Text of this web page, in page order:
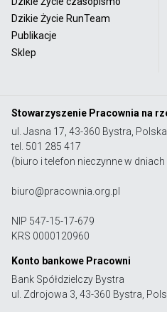
Dzikie Życie RunTeam
Publikacje
Sklep
Stowarzyszenie Pracownia na
ul. Jasna 17, 43-360 Bystra, Polska
tel. 501 285 417
(biuro i telefon nieczynne w
biuro@pracownia.org.pl
NIP 547-15-17-679
KRS 0000120960
Konto bankowe Pracowni
Bank Spółdzielczy Bystra
ul. Zdrojowa 3, 43-360 Bystra,